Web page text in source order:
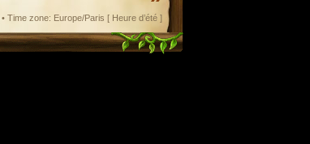
• Time zone: Europe/Paris [ Heure d’été ]